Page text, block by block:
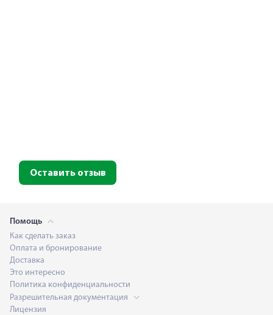
Оставить отзыв
Помощь
Как сделать заказ
Оплата и бронирование
Доставка
Это интересно
Политика конфиденциальности
Разрешительная документация
Лицензия